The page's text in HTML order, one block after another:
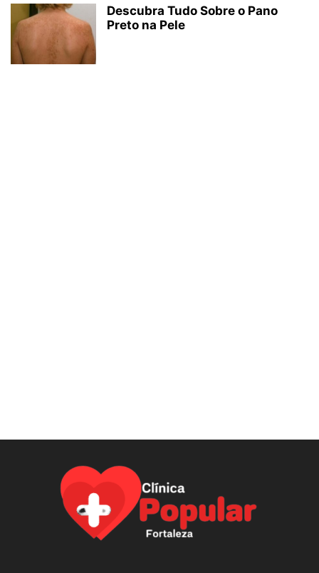
Descubra Tudo Sobre o Pano
Preto na Pele